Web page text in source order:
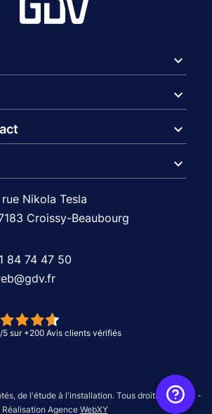
expand_more
expand_more
expand_more
expand_more
Nikola Tesla
Croissy-Beaubourg
84 74 47 50
de l'étude à l'installation. Tous droits réservés -
Réalisation Agence WebXY